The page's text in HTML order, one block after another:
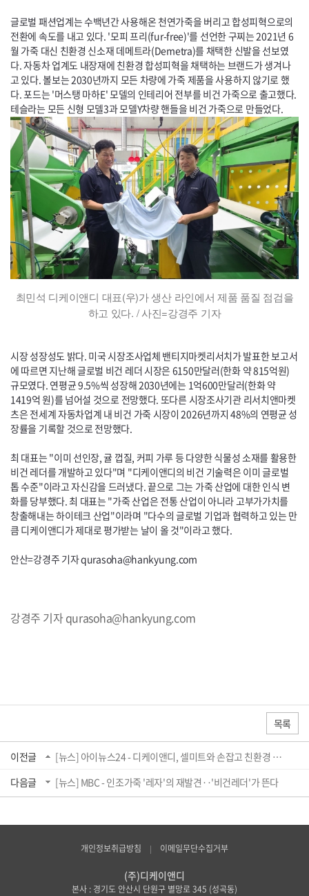
글로벌 패션업계는 수백년간 사용해온 천연가죽을 버리고 합성피혁으로의
전환에 속도를 내고 있다. '모피 프리(fur-free)'를 선언한 구찌는 2021년 6
월 가죽 대신 친환경 신소재 데메트라(Demetra)를 채택한 신발을 선보였
다. 자동차 업계도 내장재에 친환경 합성피혁을 채택하는 브랜드가 생겨나
고 있다. 볼보는 2030년까지 모든 차량에 가죽 제품을 사용하지 않기로 했
다. 포드는 '머스탱 마하E' 모델의 인테리어 전부를 비건 가죽으로 출고했다.
테슬라는 모든 신형 모델3과 모델Y차량 핸들을 비건 가죽으로 만들었다.
최민석 디케이앤디 대표(우)가 생산 라인에서 제품 품질 점검을
하고 있다. / 사진=강경주 기자
시장 성장성도 밝다. 미국 시장조사업체 밴티지마켓리서치가 발표한 보고서
에 따르면 지난해 글로벌 비건 레더 시장은 6150만달러(한화 약 815억원)
규모였다. 연평균 9.5%씩 성장해 2030년에는 1억600만달러(한화 약
1419억 원)를 넘어설 것으로 전망했다. 또다른 시장조사기관 리서치앤마켓
츠은 전세계 자동차업계 내 비건 가죽 시장이 2026년까지 48%의 연평균 성
장률을 기록할 것으로 전망했다.
최 대표는 "이미 선인장, 귤 껍질, 커피 가루 등 다양한 식물성 소재를 활용한
비건 레더를 개발하고 있다"며 "디케이앤디의 비건 기술력은 이미 글로벌
톱 수준"이라고 자신감을 드러냈다. 끝으로 그는 가죽 산업에 대한 인식 변
화를 당부했다. 최 대표는 "가죽 산업은 전통 산업이 아니라 고부가가치를
창출해내는 하이테크 산업"이라며 "다수의 글로벌 기업과 협력하고 있는 만
큼 디케이앤디가 제대로 평가받는 날이 올 것"이라고 했다.
안산=강경주 기자qurasoha@hankyung.com
강경주 기자 qurasoha@hankyung.com
필
목록
이전글
[뉴스] 아이뉴스24 - 디케이앤디, 셀미트와 손잡고 친환경 배양 가죽 연구·개발
다음글
[뉴스] MBC - 인조가죽 '레자'의 재발견‥'비건레더'가 뜬다
개인정보취급방침 이메일무단수집거부
(주)디케이앤디
본사 : 경기도 안산시 단원구 별망로 345 (성곡동)